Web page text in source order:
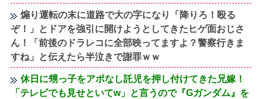
煽り運転の末に道路で大の字になり「降りろ！殴る
ぞ！」とドアを強引に開けようとしてきたヒゲ面おじさ
ん！「前後のドラレコに全部映ってますよ？警察行きま
すね」と伝えたら半泣きで謝罪ｗｗ
休日に甥っ子をアポなし託児を押し付けてきた兄嫁！
「テレビでも見せといてw」と言うので『Gガンダム』を